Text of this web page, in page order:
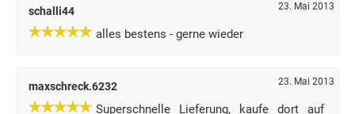
schalli44 23. Mai 2013
alles bestens - gerne wieder
maxschreck.6232 23. Mai 2013
Superschnelle Lieferung, kaufe dort auf